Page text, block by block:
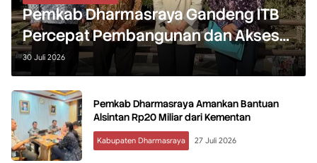
Pemkab Dharmasraya Gandeng ITB
Percepat Pembangunan dan Akses
Pendidikan
30 Juli 2026
Pemkab Dharmasraya Amankan Bantuan
Alsintan Rp20 Miliar dari Kementan
Kabupaten Dharmasraya 27 Juli 2026